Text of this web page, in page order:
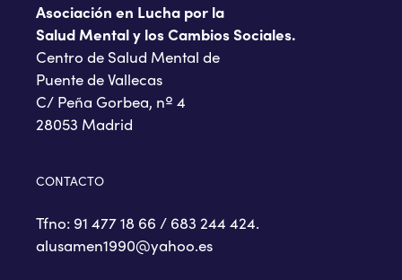
Asociación en Lucha por la
Salud Mental y los Cambios Sociales.
Centro de Salud Mental de
Puente de Vallecas
C/ Peña Gorbea, nº 4
28053 Madrid
CONTACTO
Tfno: 91 477 18 66 / 683 244 424.
alusamen1990@yahoo.es